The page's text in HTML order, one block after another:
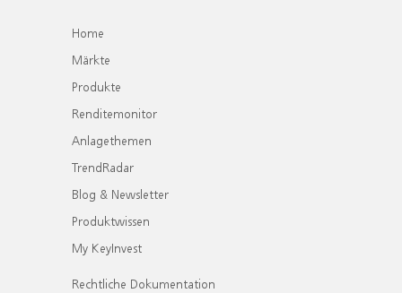
Home
Märkte
Produkte
Renditemonitor
Anlagethemen
TrendRadar
Blog & Newsletter
Produktwissen
My KeyInvest
Rechtliche Dokumentation